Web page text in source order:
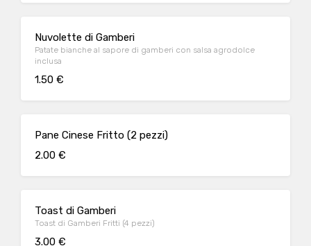
Nuvolette di Gamberi
Patate bianche al sapore di gamberi con salsa agrodolce
inclusa
1.50 €
Pane Cinese Fritto (2 pezzi)
2.00 €
Toast di Gamberi
Toast di Gamberi Fritti (4 pezzi)
3.00 €